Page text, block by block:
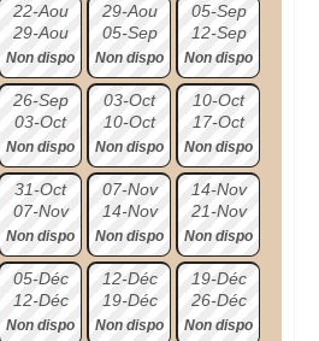
22-Aou
29-Aou
Non dispo
29-Aou
05-Sep
Non dispo
05-Sep
12-Sep
Non dispo
26-Sep
03-Oct
Non dispo
03-Oct
10-Oct
Non dispo
10-Oct
17-Oct
Non dispo
31-Oct
07-Nov
Non dispo
07-Nov
14-Nov
Non dispo
14-Nov
21-Nov
Non dispo
05-Déc
12-Déc
Non dispo
12-Déc
19-Déc
Non dispo
19-Déc
26-Déc
Non dispo